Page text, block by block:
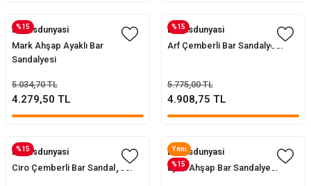
%15
Evofisdunyasi
Mark Ahşap Ayaklı Bar
Sandalyesi
5.034,70 TL
4.279,50 TL
%15
Evofisdunyasi
Arf Çemberli Bar Sandalyesi
5.775,00 TL
4.908,75 TL
%15
Evofisdunyasi
Ciro Çemberli Bar Sandalyesi
Yeni
%15
Evofisdunyasi
Eyfel Ahşap Bar Sandalyesi